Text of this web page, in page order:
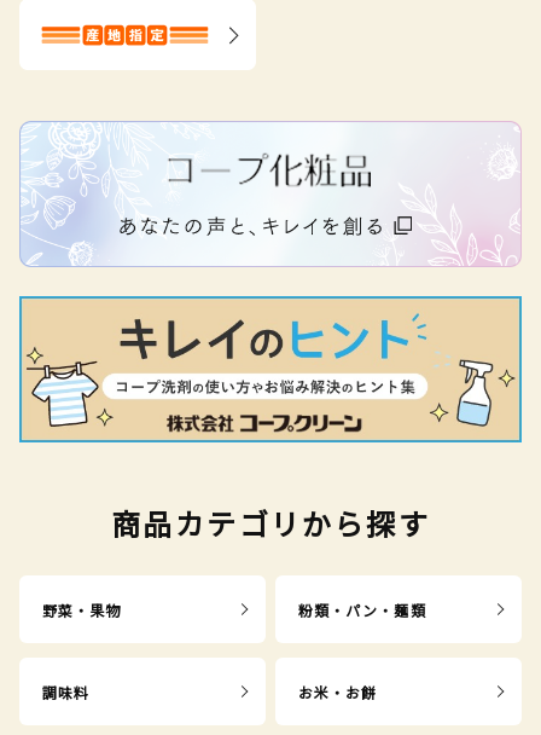
商品カテゴリから探す
野菜・果物 粉類・パン・麺類
調味料 お米・お餅